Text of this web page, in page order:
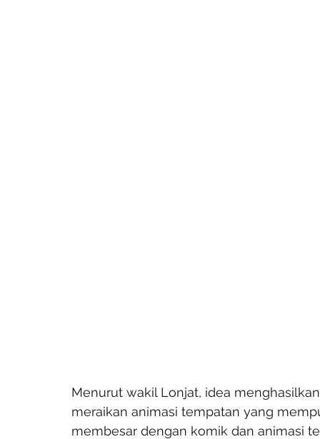
Menurut wakil Lonjat, idea
meraikan animasi tempatan yang
membesar dengan komik dan animasi